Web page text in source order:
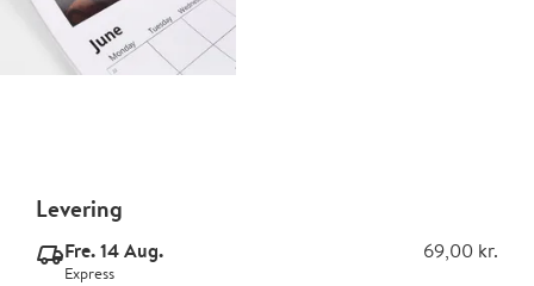
Levering
delivery_express_v2Fre. 14 Aug. 69,00 kr.
Express